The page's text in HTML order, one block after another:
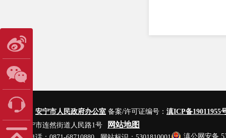
主办单位： 安宁市人民政府办公室 备案/许可证编号： 滇ICP备19011955
地址：安宁市连然街道人民路1号
网站地图
滇公网安备